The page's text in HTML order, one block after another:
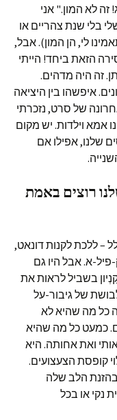
לא המון." אני
בלי שנת צהריים או
לי, הן המון). אבל,
הזאת ביחד! הייתי
זה היה מדהים.
איפשהו בין היציאה
של סרט, נזכרתי
אמא וילדות. יש מקום
שלנו, אפילו אם
רוצים באמת
– ללכת לקנות דונאט,
א. אבל היו גם
בשביל לראות את
של גיבור-על
כל מה שהיא לא
כמעט כל מה שהיא
ואת אחותה. היא
קופסת הצעצועים.
הלב שלה
נקי או בכל